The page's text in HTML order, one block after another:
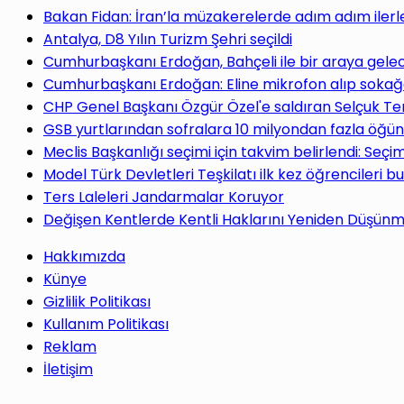
yap
...
Bakan Fidan: İran’la müzakerelerde adım adım
Antalya, D8 Yılın Turizm Şehri seçildi
Cumhurbaşkanı Erdoğan, Bahçeli ile bir araya
Cumhurbaşkanı Erdoğan: Eline mikrofon alıp
CHP Genel Başkanı Özgür Özel'e saldıran Selçuk
GSB yurtlarından sofralara 10 milyondan fazla öğün
Meclis Başkanlığı seçimi için takvim belirlendi:
Model Türk Devletleri Teşkilatı ilk kez öğrencileri
Ters Laleleri Jandarmalar Koruyor
Değişen Kentlerde Kentli Haklarını Yeniden
Hakkımızda
Künye
Gizlilik Politikası
Kullanım Politikası
Reklam
İletişim